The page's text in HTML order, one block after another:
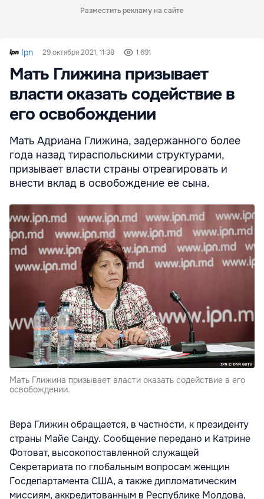
Разместить рекламу на сайте
Ipn 29 октября 2021, 11:38 1 691
Мать Глижина призывает
власти оказать содействие в
его освобождении
Мать Адриана Глижина, задержанного более
года назад тираспольскими структурами,
призывает власти страны отреагировать и
внести вклад в освобождение ее сына.
Мать Глижина призывает власти оказать содействие в его
освобождении.
Вера Глижин обращается, в частности, к президенту
страны Майе Санду. Сообщение передано и Катрине
Фотоват, высокопоставленной служащей
Секретариата по глобальным вопросам женщин
Госдепартамента США, а также дипломатическим
миссиям, аккредитованным в Республике Молдова,